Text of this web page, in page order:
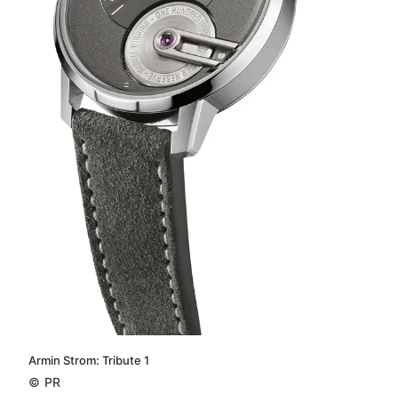
Armin Strom: Tribute 1
© PR